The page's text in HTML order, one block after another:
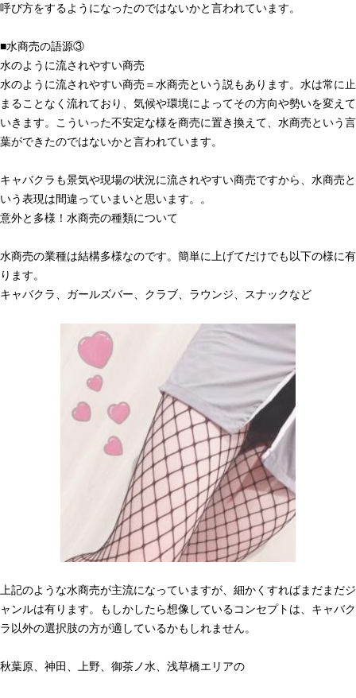
呼び方をするようになったのではないかと言われています。
■水商売の語源③
水のように流されやすい商売
水のように流されやすい商売＝水商売という説もあります。水は常に止
まることなく流れており、気候や環境によってその方向や勢いを変えて
いきます。こういった不安定な様を商売に置き換えて、水商売という言
葉ができたのではないかと言われています。
キャバクラも景気や現場の状況に流されやすい商売ですから、水商売と
いう表現は間違っていまいと思います。。
意外と多様！水商売の種類について
水商売の業種は結構多様なのです。簡単に上げてだけでも以下の様に有
ります。
キャバクラ、ガールズバー、クラブ、ラウンジ、スナックなど
上記のような水商売が主流になっていますが、細かくすればまだまだジ
ャンルは有ります。もしかしたら想像しているコンセプトは、キャバク
ラ以外の選択肢の方が適しているかもしれません。
秋葉原、神田、上野、御茶ノ水、浅草橋エリアの